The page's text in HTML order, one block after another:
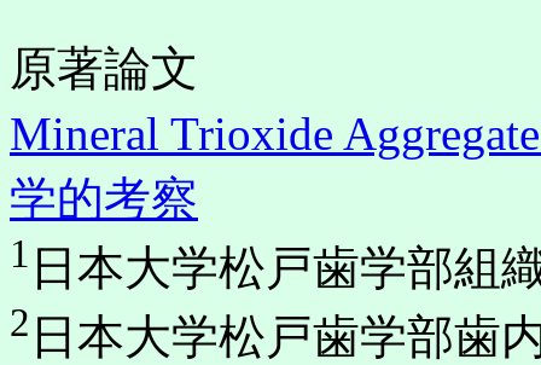
原著論文
Mineral Trioxide
学的考察
1 日本大学松戸歯学部組
2 日本大学松戸歯学部歯